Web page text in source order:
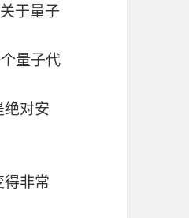
于量子
量子代
对安
非常